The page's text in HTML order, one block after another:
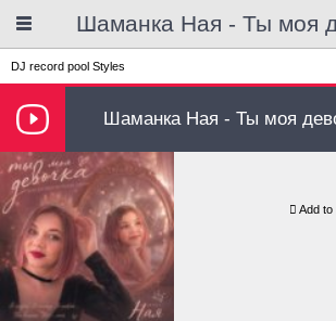
Шаманка Ная - Ты моя
DJ record pool Styles
Шаманка Ная - Ты моя
Add to